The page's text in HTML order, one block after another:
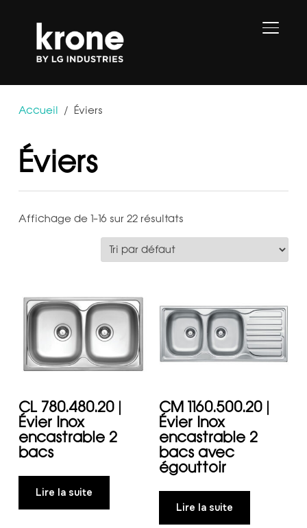
Accueil / Éviers
Éviers
Affichage de 1–16 sur 22 résultats
CL 780.480.20 |
Évier Inox
encastrable 2
bacs
Lire la suite
CM 1160.500.20 |
Évier Inox
encastrable 2
bacs avec
égouttoir
Lire la suite